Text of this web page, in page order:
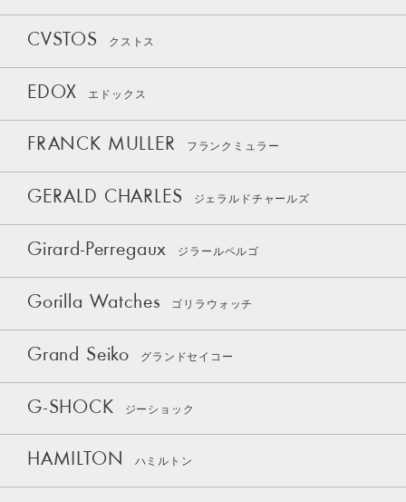
CVSTOS クストス
EDOX エドックス
FRANCK MULLER フランクミュラー
GERALD CHARLES ジェラルドチャールズ
Girard-Perregaux ジラールペルゴ
Gorilla Watches ゴリラウォッチ
Grand Seiko グランドセイコー
G-SHOCK ジーショック
HAMILTON ハミルトン